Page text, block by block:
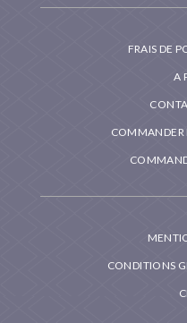
FRAIS DE
A
COMMANDER
CONDITIONS